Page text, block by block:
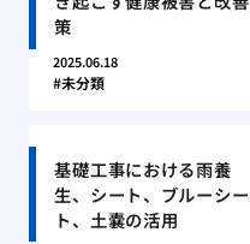
策
2025.06.18
未分類
基礎工事における雨養
生、シート、ブルーシー
ト、土嚢の活用